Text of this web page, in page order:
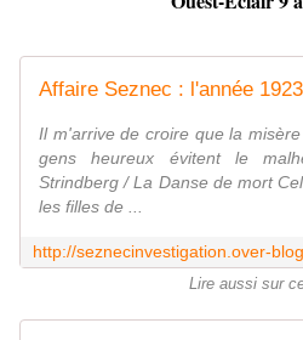
Il m'arrive de croire que la
gens heureux évitent le
Strindberg / La Danse de mort
les filles de ...
Lire aussi sur